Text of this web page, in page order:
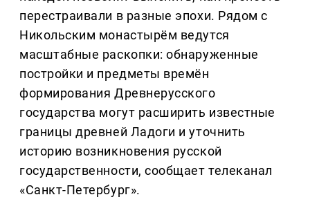
перестраивали в разные эпохи. Рядом с
Никольским монастырём ведутся
масштабные раскопки: обнаруженные
постройки и предметы времён
формирования Древнерусского
государства могут расширить известные
границы древней Ладоги и уточнить
историю возникновения русской
государственности, сообщает телеканал
«Санкт-Петербург».